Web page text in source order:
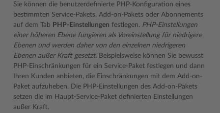
Sie können die benutzerdefinierte PHP-Konfiguration eines
bestimmten Service-Pakets, Add-on-Pakets oder Abonnements
auf dem Tab PHP-Einstellungen festlegen. PHP-Einstellungen
einer höheren Ebene fungieren als Voreinstellung für niedrigere
Ebenen und werden daher von den einzelnen niedrigeren
Ebenen außer Kraft gesetzt. Beispielsweise können Sie bewusst
PHP-Einschränkungen für ein Service-Paket festlegen und dann
Ihren Kunden anbieten, die Einschränkungen mit dem Add-on-
Paket aufzuheben. Die PHP-Einstellungen des Add-on-Pakets
setzen die im Haupt-Service-Paket definierten Einstellungen
außer Kraft.